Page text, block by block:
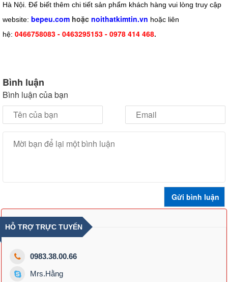
Hà Nội. Để biết thêm chi tiết sản phẩm khách hàng vui lòng truy cập
website: bepeu.com hoặc noithatkimtin.vn hoặc liên
hệ: 0466758083 - 0463295153 - 0978 414 468.
Bình luận
Bình luận của bạn
HỖ TRỢ TRỰC TUYẾN
0983.38.00.66
Mrs.Hằng